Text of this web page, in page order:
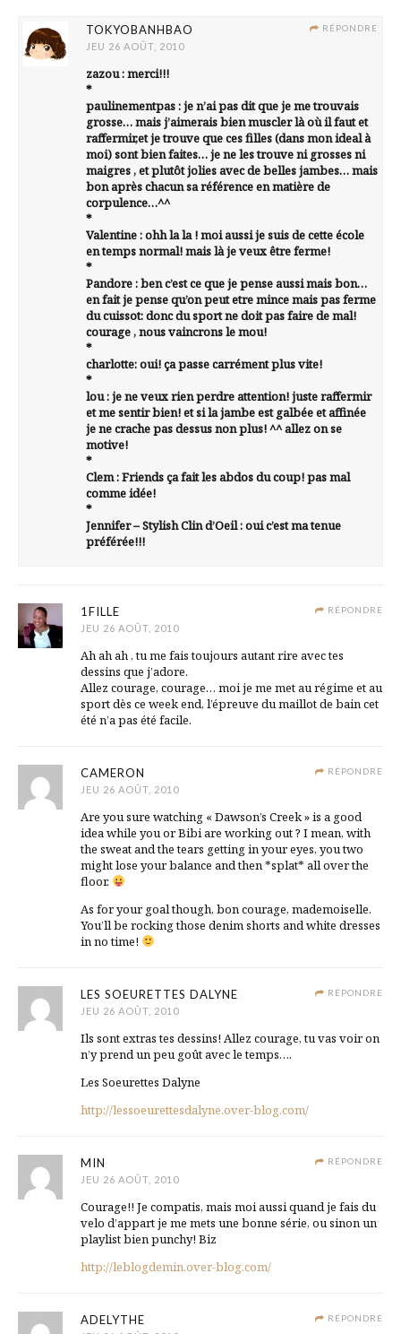
RÉPONDRE
TOKYOBANHBAO
JEU 26 AOÛT, 2010
zazou : merci!!!
*
paulinementpas : je n’ai pas dit que je me trouvais
grosse… mais j’aimerais bien muscler là où il faut et
raffermir,et je trouve que ces filles (dans mon ideal à
moi) sont bien faites… je ne les trouve ni grosses ni
maigres , et plutôt jolies avec de belles jambes… mais
bon après chacun sa référence en matière de
corpulence…^^
*
Valentine : ohh la la ! moi aussi je suis de cette école
en temps normal! mais là je veux être ferme!
*
Pandore : ben c’est ce que je pense aussi mais bon…
en fait je pense qu’on peut etre mince mais pas ferme
du cuissot: donc du sport ne doit pas faire de mal!
courage , nous vaincrons le mou!
*
charlotte: oui! ça passe carrément plus vite!
*
lou : je ne veux rien perdre attention! juste raffermir
et me sentir bien! et si la jambe est galbée et affinée
je ne crache pas dessus non plus! ^^ allez on se
motive!
*
Clem : Friends ça fait les abdos du coup! pas mal
comme idée!
*
Jennifer – Stylish Clin d’Oeil : oui c’est ma tenue
préférée!!!
RÉPONDRE
1FILLE
JEU 26 AOÛT, 2010
Ah ah ah , tu me fais toujours autant rire avec tes
dessins que j’adore.
Allez courage, courage… moi je me met au régime et au
sport dès ce week end, l’épreuve du maillot de bain cet
été n’a pas été facile.
RÉPONDRE
CAMERON
JEU 26 AOÛT, 2010
Are you sure watching « Dawson’s Creek » is a good
idea while you or Bibi are working out ? I mean, with
the sweat and the tears getting in your eyes, you two
might lose your balance and then *splat* all over the
floor.
As for your goal though, bon courage, mademoiselle.
You’ll be rocking those denim shorts and white dresses
in no time!
RÉPONDRE
LES SOEURETTES DALYNE
JEU 26 AOÛT, 2010
Ils sont extras tes dessins! Allez courage, tu vas voir on
n’y prend un peu goût avec le temps….
Les Soeurettes Dalyne
http://lessoeurettesdalyne.over-blog.com/
RÉPONDRE
MIN
JEU 26 AOÛT, 2010
Courage!! Je compatis, mais moi aussi quand je fais du
velo d’appart je me mets une bonne série, ou sinon un
playlist bien punchy! Biz
http://leblogdemin.over-blog.com/
RÉPONDRE
ADELYTHE